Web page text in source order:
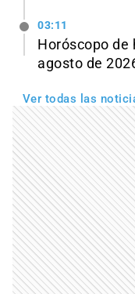
03:11
Horóscopo de
agosto de
Ver todas las